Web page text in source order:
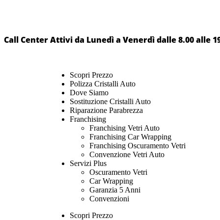
Call Center Attivi da Lunedì a Venerdì dalle 8.00 alle
Scopri Prezzo
Polizza Cristalli Auto
Dove Siamo
Sostituzione Cristalli Auto
Riparazione Parabrezza
Franchising
Franchising Vetri Auto
Franchising Car Wrapping
Franchising Oscuramento Vetri
Convenzione Vetri Auto
Servizi Plus
Oscuramento Vetri
Car Wrapping
Garanzia 5 Anni
Convenzioni
Scopri Prezzo